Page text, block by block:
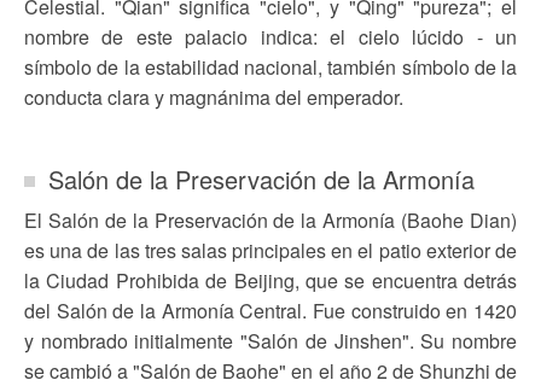
Celestial. "Qian" significa "cielo", y "Qing" "pureza"; el
nombre de este palacio indica: el cielo lúcido - un
símbolo de la estabilidad nacional, también símbolo de la
conducta clara y magnánima del emperador.
Salón de la Preservación de la Armonía
El Salón de la Preservación de la Armonía (Baohe Dian)
es una de las tres salas principales en el patio exterior de
la Ciudad Prohibida de Beijing, que se encuentra detrás
del Salón de la Armonía Central. Fue construido en 1420
y nombrado initialmente "Salón de Jinshen". Su nombre
se cambió a "Salón de Baohe" en el año 2 de Shunzhi de